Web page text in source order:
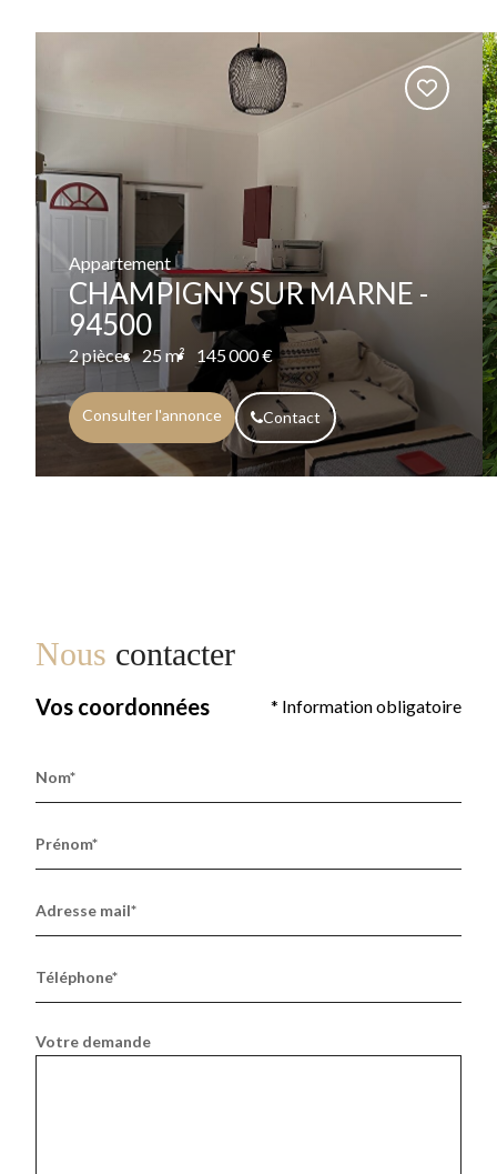
Appartement
CHAMPIGNY SUR MARNE -
94500
2 pièces 25 m² 145 000 €
Consulter l'annonce Contact
Nous contacter
Vos coordonnées * Information obligatoire
Nom*
Prénom*
Adresse mail*
Téléphone*
Votre demande